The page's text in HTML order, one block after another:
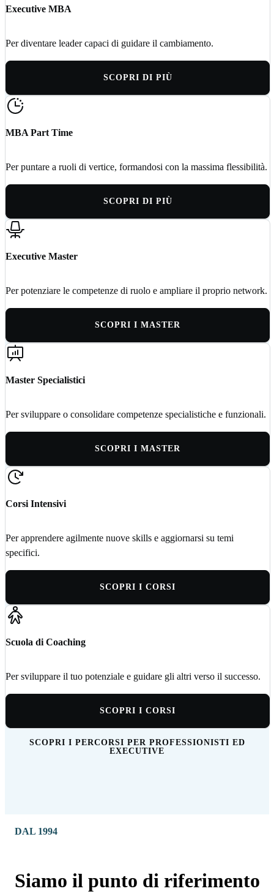
Executive MBA
Per diventare leader capaci di guidare il cambiamento.
SCOPRI DI PIÙ
MBA Part Time
Per puntare a ruoli di vertice, formandosi con la massima flessibilità.
SCOPRI DI PIÙ
Executive Master
Per potenziare le competenze di ruolo e ampliare il proprio network.
SCOPRI I MASTER
Master Specialistici
Per sviluppare o consolidare competenze specialistiche e funzionali.
SCOPRI I MASTER
Corsi Intensivi
Per apprendere agilmente nuove skills e aggiornarsi su temi
specifici.
SCOPRI I CORSI
Scuola di Coaching
Per sviluppare il tuo potenziale e guidare gli altri verso il successo.
SCOPRI I CORSI
SCOPRI I PERCORSI PER PROFESSIONISTI ED
EXECUTIVE
DAL 1994
Siamo il punto di riferimento